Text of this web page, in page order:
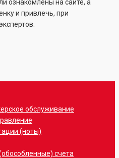
ознакомлены на сайте, а
и привлечь, при
обслуживание
(ноты)
счета